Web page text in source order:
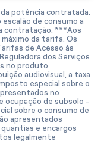
potência contratada.
de consumo a
contratação. ***Aos
da tarifa. Os
de Acesso às
dos Serviços
no produto
audiovisual, a taxa
especial sobre o
no
ocupação de subsolo
sobre o consumo de
apresentados
e encargos
legalmente